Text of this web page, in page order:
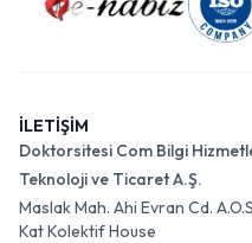
İLETİŞİM
Doktorsitesi Com Bilgi
Teknoloji ve Ticaret A.Ş.
Maslak Mah. Ahi Evran Cd.
Kat Kolektif House